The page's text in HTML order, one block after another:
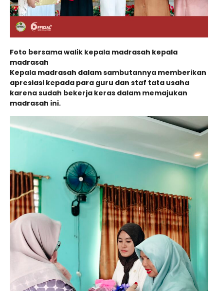
Foto bersama walik kepala madrasah kepala
madrasah
Kepala madrasah dalam sambutannya memberikan
apresiasi kepada para guru dan staf tata usaha
karena sudah bekerja keras dalam memajukan
madrasah ini.